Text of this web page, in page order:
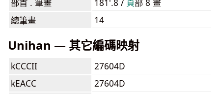
部首 . 筆畫
181'.8 / ⾴部 8 畫
總筆畫
14
Unihan — 其它編碼映射
kCCCII
27604D
kEACC
27604D